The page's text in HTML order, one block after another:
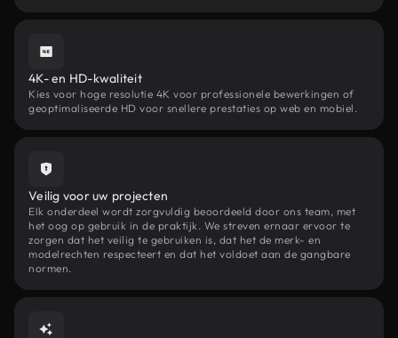
4K- en HD-kwaliteit
Kies voor hoge resolutie 4K voor professionele bewerkingen of
geoptimaliseerde HD voor snellere prestaties op web en mobiel.
Veilig voor uw projecten
Elk onderdeel wordt zorgvuldig beoordeeld door ons team, met
het oog op gebruik in de praktijk. We streven ernaar ervoor te
zorgen dat het veilig te gebruiken is, dat het de merk- en
modelrechten respecteert en dat het voldoet aan de gangbare
normen.